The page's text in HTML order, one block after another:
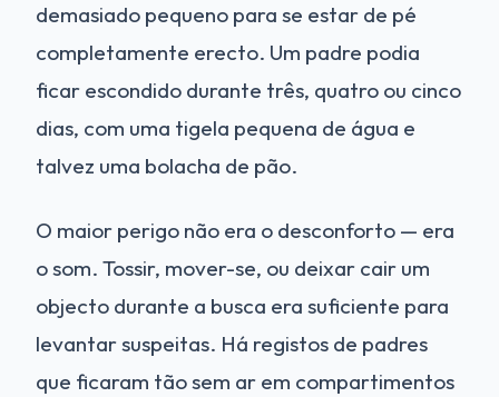
demasiado pequeno para se estar de pé
completamente erecto. Um padre podia
ficar escondido durante três, quatro ou cinco
dias, com uma tigela pequena de água e
talvez uma bolacha de pão.
O maior perigo não era o desconforto — era
o som. Tossir, mover-se, ou deixar cair um
objecto durante a busca era suficiente para
levantar suspeitas. Há registos de padres
que ficaram tão sem ar em compartimentos